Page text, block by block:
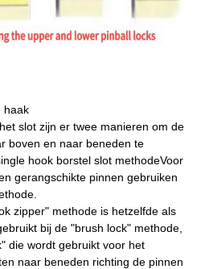
haak
slot zijn er twee manieren om de
boven en naar beneden te
hook borstel slot methodeVoor
gerangschikte pinnen gebruiken
zipper" methode is hetzelfde als
bij de "brush lock" methode,
die wordt gebruikt voor het
naar beneden richting de pinnen